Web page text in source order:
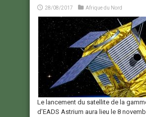
28/08/2017 Afrique du Nord
Le lancement du satellite de la
d’EADS Astrium aura lieu le 8